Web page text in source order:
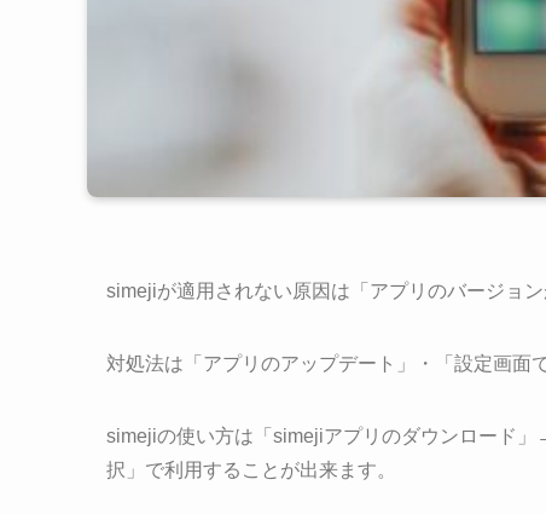
simejiが適用されない原因は「アプリのバージョ
対処法は「アプリのアップデート」・「設定画面
simejiの使い方は「simejiアプリのダウンロード
択」で利用することが出来ます。